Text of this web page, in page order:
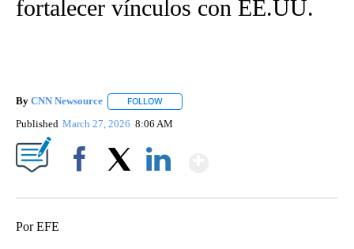
fortalecer vínculos con EE.UU.
By CNN Newsource FOLLOW
Published March 27, 2026 8:06 AM
Por EFE